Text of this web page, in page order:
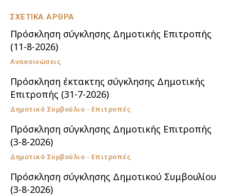
ΣΧΕΤΙΚΑ ΑΡΘΡΑ
Πρόσκληση σύγκλησης Δημοτικής Επιτροπής
(11-8-2026)
Ανακοινώσεις
Πρόσκληση έκτακτης σύγκλησης Δημοτικής
Επιτροπής (31-7-2026)
Δημοτικό Συμβούλιο - Επιτροπές
Πρόσκληση σύγκλησης Δημοτικής Επιτροπής
(3-8-2026)
Δημοτικό Συμβούλιο - Επιτροπές
Πρόσκληση σύγκλησης Δημοτικού Συμβουλίου
(3-8-2026)